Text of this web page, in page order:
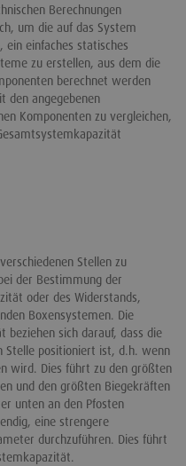
Berechnungen
um die auf das System
einfaches statisches
zu erstellen, aus dem die
berechnet werden
den angegebenen
Komponenten zu vergleichen,
Stellen zu
der Bestimmung der
oder des Widerstands,
Boxensystemen. Die
sich darauf, dass die
Stelle positioniert ist, d.h. wenn
wird. Dies führt zu den größten
und den größten Biegekräften
unten an den Pfosten
eine strengere
durchzuführen. Dies führt